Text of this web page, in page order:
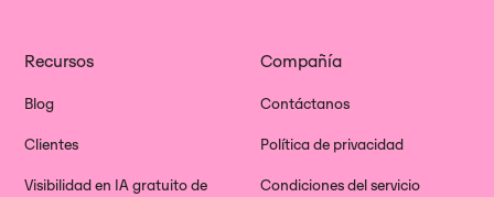
Recursos
Blog
Clientes
Visibilidad en IA gratuito de
Compañía
Contáctanos
Política de privacidad
Condiciones del servicio